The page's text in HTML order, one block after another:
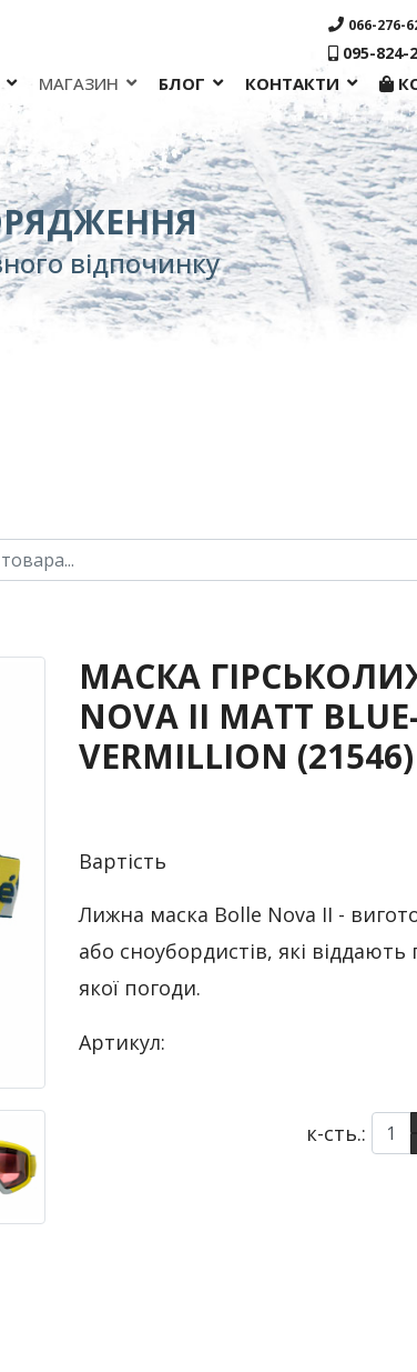
МАГАЗИН БЛОГ КОНТАКТИ
066-276-
095-824-
відпочинку
МАСКА
NOVA II MATT
VERMILLION (21546)
Вартість
Лижна маска Bolle Nova II -
або сноубордистів, які віддають
якої погоди.
Артикул:
к-сть.: